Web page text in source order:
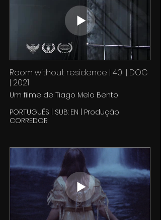
Room without residence | 40' | DOC
| 2021
Um filme de Tiago Melo Bento
PORTUGUÊS | SUB: EN | Produção
CORREDOR